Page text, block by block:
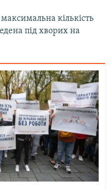
кількість
під хворих на